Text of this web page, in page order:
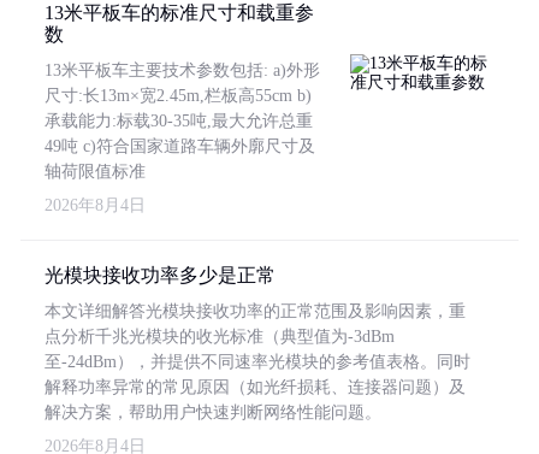
13米平板车的标准尺寸和载重参
数
13米平板车主要技术参数包括: a)外形
尺寸:长13m×宽2.45m,栏板高55cm b)
承载能力:标载30-35吨,最大允许总重
49吨 c)符合国家道路车辆外廓尺寸及
轴荷限值标准
2026年8月4日
光模块接收功率多少是正常
本文详细解答光模块接收功率的正常范围及影响因素，重
点分析千兆光模块的收光标准（典型值为-3dBm
至-24dBm），并提供不同速率光模块的参考值表格。同时
解释功率异常的常见原因（如光纤损耗、连接器问题）及
解决方案，帮助用户快速判断网络性能问题。
2026年8月4日